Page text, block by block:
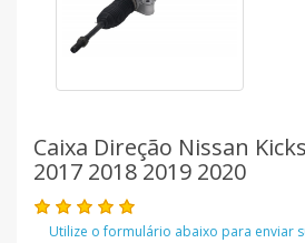
Caixa Direção Nissan
2017 2018 2019 2020
Utilize o formulário abaixo para enviar